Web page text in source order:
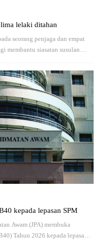
lelaki ditahan
seorang penjaga dan empat
membantu siasatan susulan
kepada lepasan SPM
Awam (JPA) membuka
Tahun 2026 kepada lepasan